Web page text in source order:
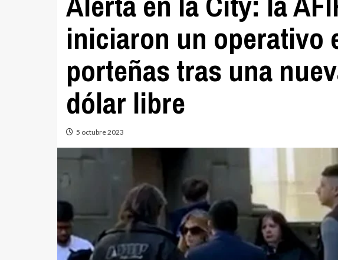
iniciaron un operativo
porteñas tras una
dólar libre
5 octubre 2023